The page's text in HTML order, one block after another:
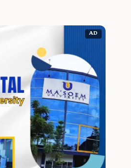
AD